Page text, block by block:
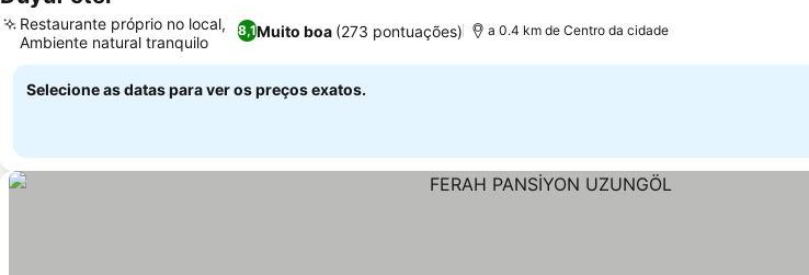
8,1Muito boa (273 pontuações)
Restaurante próprio no local,
Ambiente natural tranquilo
a 0.4 km de Centro da cidade
Selecione as datas para ver os preços exatos.